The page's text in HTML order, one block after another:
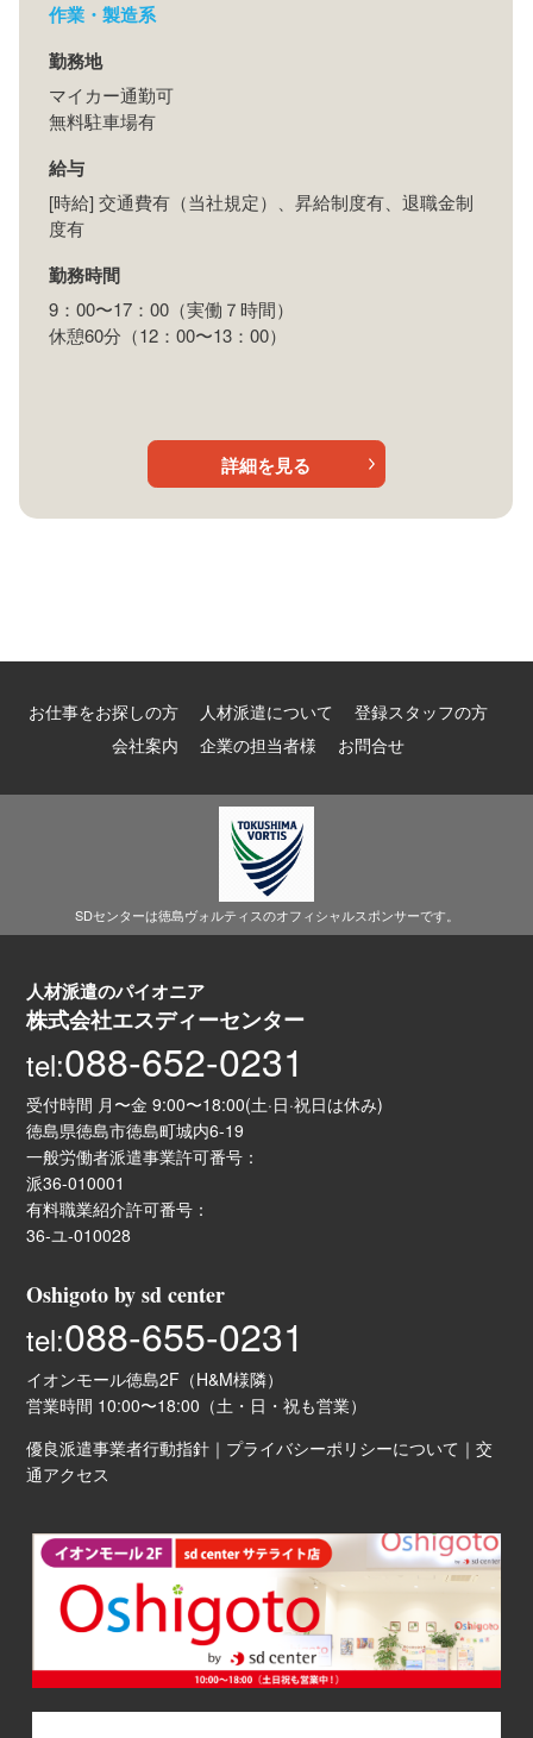
作業・製造系
勤務地
マイカー通勤可
無料駐車場有
給与
[時給] 交通費有（当社規定）、昇給制度有、退職金制
度有
勤務時間
9：00〜17：00（実働７時間）
休憩60分（12：00〜13：00）
詳細を見る
お仕事をお探しの方 人材派遣について
登録スタッフの方
会社案内
企業の担当者様 お問合せ
SDセンターは徳島ヴォルティスのオフィシャルスポンサーです。
人材派遣のパイオニア
株式会社エスディーセンター
tel:088-652-0231
受付時間 月〜金 9:00〜18:00(土·日·祝日は休み)
徳島県徳島市徳島町城内6-19
一般労働者派遣事業許可番号：
派36-010001
有料職業紹介許可番号：
36-ユ-010028
Oshigoto by sd center
tel:088-655-0231
イオンモール徳島2F（H&M様隣）
営業時間 10:00〜18:00（土・日・祝も営業）
優良派遣事業者行動指針 ｜ プライバシーポリシーについて ｜交
通アクセス